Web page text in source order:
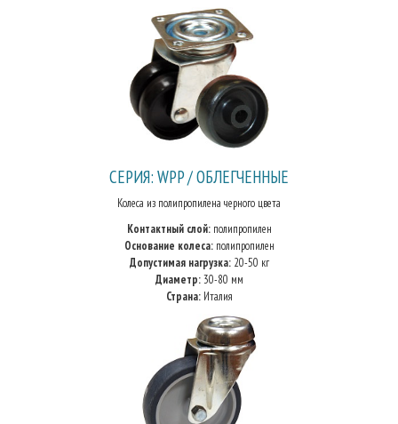
СЕРИЯ: WPP / ОБЛЕГЧЕННЫЕ
Колеса из полипропилена черного цвета
Контактный слой:полипропилен
Основание колеса:полипропилен
Допустимая нагрузка:20-50 кг
Диаметр:30-80 мм
Страна:Италия